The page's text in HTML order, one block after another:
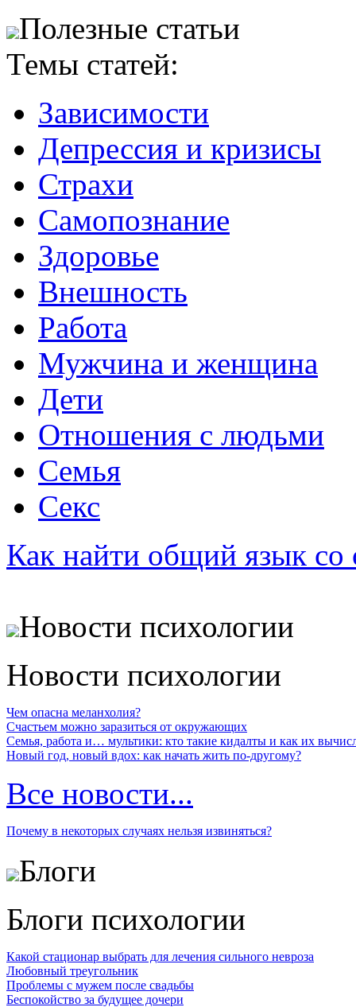
Полезные статьи
Темы статей:
Зависимости
Депрессия и кризисы
Страхи
Самопознание
Здоровье
Внешность
Работа
Мужчина и женщина
Дети
Отношения с людьми
Семья
Секс
Как найти общий язык со
Новости психологии
Новости психологии
Чем опасна меланхолия?
Счастьем можно заразиться от окружающих
Семья, работа и… мультики: кто такие кидалты и как их
Новый год, новый вдох: как начать жить по-другому?
Все новости...
Почему в некоторых случаях нельзя извиняться?
Блоги
Блоги психологии
Какой стационар выбрать для лечения сильного невроза
Любовный треугольник
Проблемы с мужем после свадьбы
Беспокойство за будущее дочери